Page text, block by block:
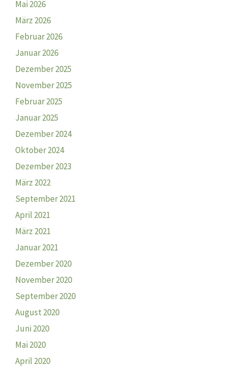
Mai 2026
März 2026
Februar 2026
Januar 2026
Dezember 2025
November 2025
Februar 2025
Januar 2025
Dezember 2024
Oktober 2024
Dezember 2023
März 2022
September 2021
April 2021
März 2021
Januar 2021
Dezember 2020
November 2020
September 2020
August 2020
Juni 2020
Mai 2020
April 2020